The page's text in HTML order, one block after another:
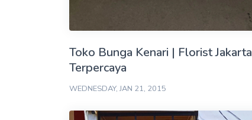
Toko Bunga Kenari | Florist Jakarta
Terpercaya
WEDNESDAY, JAN 21, 2015